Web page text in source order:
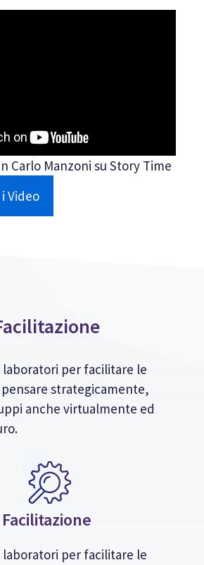
Carlo Manzoni su Story Time
Video
laboratori per facilitare le
strategicamente,
anche virtualmente ed
Facilitazione
laboratori per facilitare le